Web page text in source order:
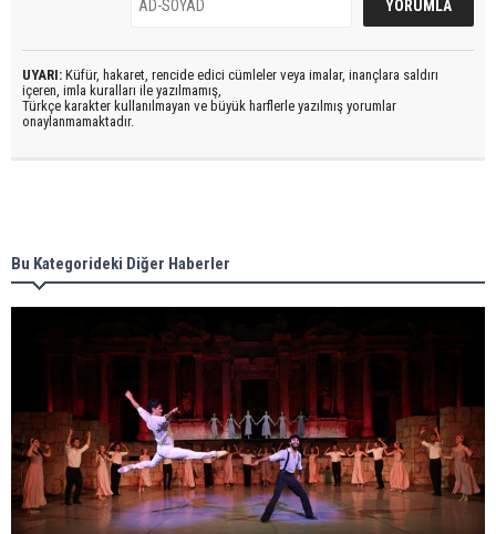
UYARI: Küfür, hakaret, rencide edici cümleler veya imalar, inançlara saldırı
içeren, imla kuralları ile yazılmamış,
Türkçe karakter kullanılmayan ve büyük harflerle yazılmış yorumlar
onaylanmamaktadır.
Bu Kategorideki Diğer Haberler